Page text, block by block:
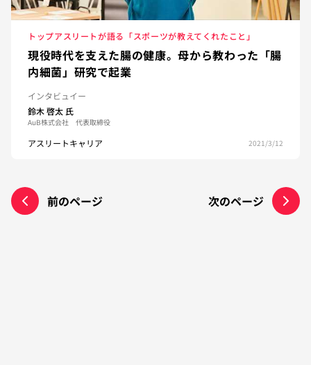
トップアスリートが語る「スポーツが教えてくれたこと」
現役時代を支えた腸の健康。母から教わった「腸
内細菌」研究で起業
インタビュイー
鈴木 啓太 氏
AuB株式会社 代表取締役
アスリートキャリア 2021/3/12
前のページ 次のページ